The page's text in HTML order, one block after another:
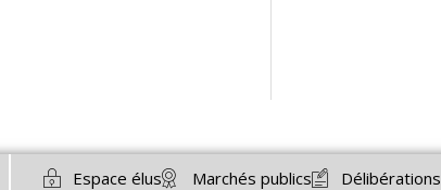
Espace élus Marchés publics Délibérations